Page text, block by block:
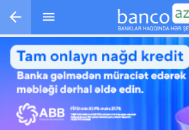
Skip to main content